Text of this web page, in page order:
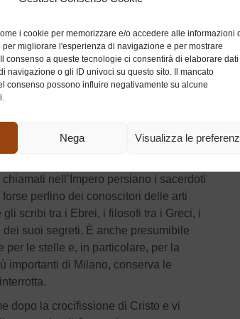
i cookie per memorizzare e/o accedere alle informazioni
migliorare l'esperienza di navigazione e per mostrare
consenso a queste tecnologie ci consentirà di elaborare dati
navigazione o gli ID univoci su questo sito. Il mancato
consenso possono influire negativamente su alcune
Nega Visualizza le
il piccolo Gesù e ucciderlo, prima
proprio sopra la capanna in cui il
prostrarono ai suoi piedi chiamandolo
coi nomi di Melchiorre, Gaspare e
loro di non farlo, e così tornarono
veridicità del racconto evangelico e
Il termine “Magi” deriva da una
nell’Impero persiano i sacerdoti
perfino dei conoscitori delle arti
scribi tra i Ebrei, i filosofi tra i Greci, i
suoi segreti. È anche presumibile
per le stelle e, in particolare, per la
importanti di Milano, conserva le
dopo la crocifissione di Cristo e vi